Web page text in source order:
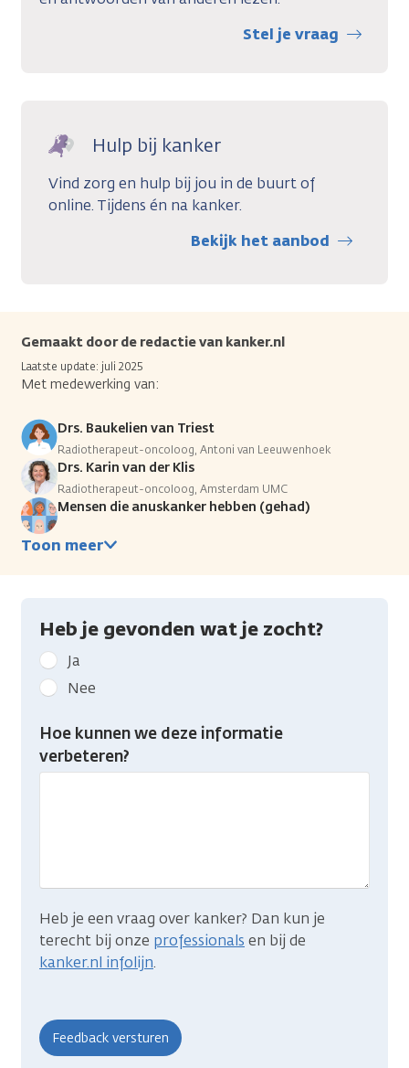
Stel je vraag
Hulp bij kanker
Vind zorg en hulp bij jou in de buurt of
online. Tijdens én na kanker.
Bekijk het aanbod
Gemaakt door de redactie van kanker.nl
Laatste update: juli 2025
Met medewerking van:
Drs. Baukelien van Triest
Radiotherapeut-oncoloog, Antoni van Leeuwenhoek
Drs. Karin van der Klis
Radiotherapeut-oncoloog, Amsterdam UMC
Mensen die anuskanker hebben (gehad)
Toon meer
Heb je gevonden wat je zocht?
Geef
kanker.nl
feedback:
Heb
gevonden
Ja
Nee
Hoe kunnen we deze informatie
verbeteren?
Heb je een vraag over kanker? Dan kun je
terecht bij onze professionals en bij de
kanker.nl infolijn.